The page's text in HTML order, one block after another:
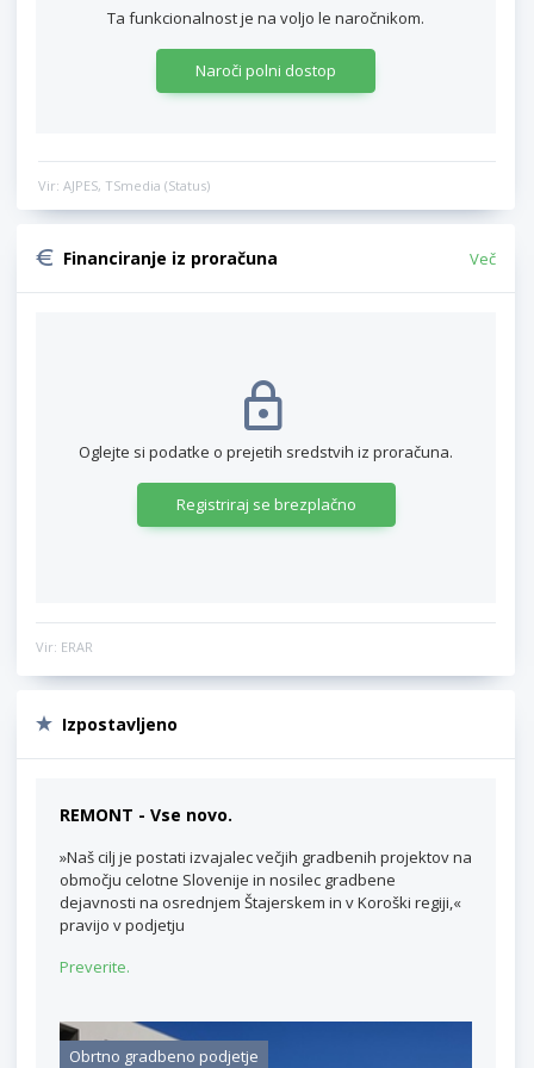
Ta funkcionalnost je na voljo le naročnikom.
Naroči polni dostop
Vir: AJPES, TSmedia (Status)
Financiranje iz proračuna Več
Oglejte si podatke o prejetih sredstvih iz proračuna.
Registriraj se brezplačno
Vir: ERAR
Izpostavljeno
REMONT - Vse novo.
»Naš cilj je postati izvajalec večjih gradbenih projektov na
območju celotne Slovenije in nosilec gradbene
dejavnosti na osrednjem Štajerskem in v Koroški regiji,«
pravijo v podjetju
Preverite.
Obrtno gradbeno podjetje